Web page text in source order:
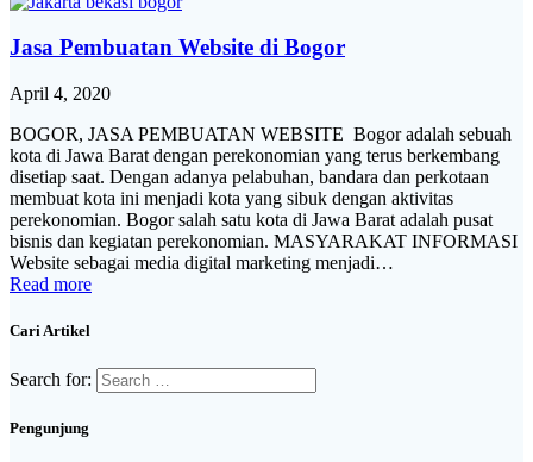
Jasa Pembuatan Website di Bogor
April 4, 2020
BOGOR, JASA PEMBUATAN WEBSITE Bogor adalah sebuah
kota di Jawa Barat dengan perekonomian yang terus berkembang
disetiap saat. Dengan adanya pelabuhan, bandara dan perkotaan
membuat kota ini menjadi kota yang sibuk dengan aktivitas
perekonomian. Bogor salah satu kota di Jawa Barat adalah pusat
bisnis dan kegiatan perekonomian. MASYARAKAT INFORMASI
Website sebagai media digital marketing menjadi…
Read more
Cari Artikel
Search for:
Pengunjung